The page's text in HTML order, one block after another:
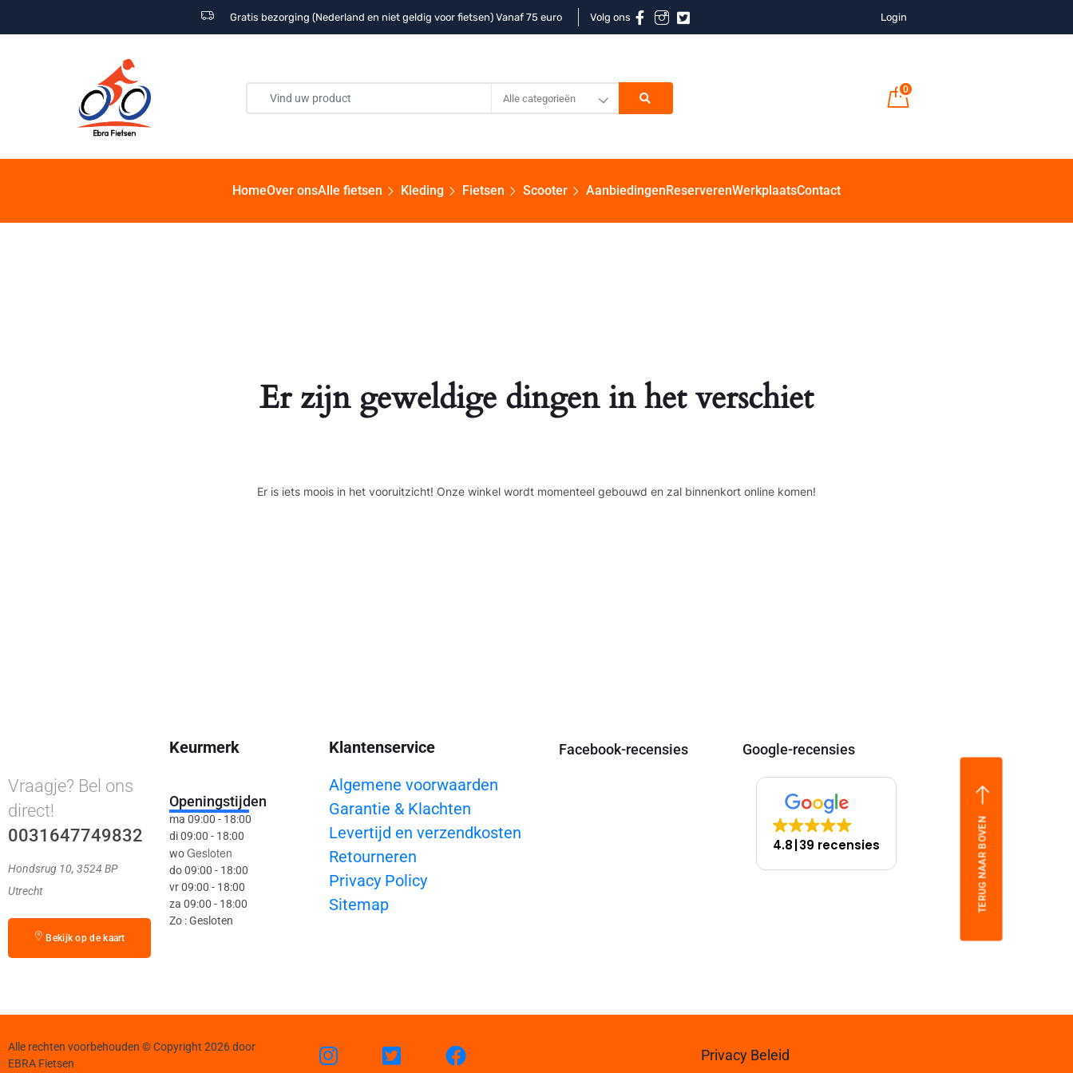
Gratis bezorging (Nederland en niet geldig voor fietsen) Vanaf 75 euro Volg ons Login
Alle categorieën
0
HomeOver onsAlle fietsen Kleding Fietsen Scooter AanbiedingenReserverenWerkplaatsContact
Er zijn geweldige dingen in het verschiet
Er is iets moois in het vooruitzicht! Onze winkel wordt momenteel gebouwd en zal binnenkort online komen!
Vraagje? Bel ons
direct!
0031647749832
Hondsrug 10, 3524 BP
Utrecht
Bekijk op de kaart
Keurmerk
Openingstijden
ma 09:00 - 18:00
di 09:00 - 18:00
woGesloten
do 09:00 - 18:00
vr 09:00 - 18:00
za 09:00 - 18:00
Zo : Gesloten
Klantenservice
Algemene voorwaarden
Garantie & Klachten
Levertijd en verzendkosten
Retourneren
Privacy Policy
Sitemap
Facebook-recensies Google-recensies
4.8 39 recensies TERUG NAAR BOVEN
Alle rechten voorbehouden © Copyright 2026 door
EBRA Fietsen
Privacy Beleid